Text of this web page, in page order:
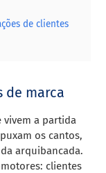
de clientes
de marca
vivem a partida
os cantos,
arquibancada.
clientes